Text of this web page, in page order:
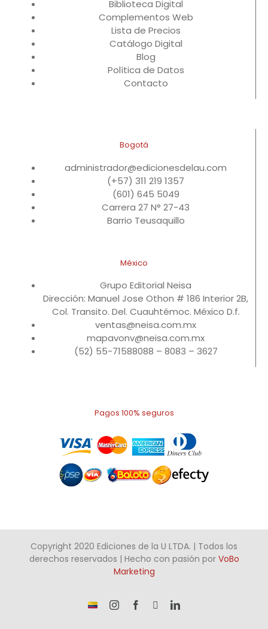
Biblioteca Digital
Complementos Web
Lista de Precios
Catálogo Digital
Blog
Política de Datos
Contacto
Bogotá
administrador@edicionesdelau.com
(+57) 311 219 1357
(601) 645 5049
Carrera 27 N° 27-43
Barrio Teusaquillo
México
Grupo Editorial Neisa
Dirección: Manuel Jose Othon # 186 Interior 2B,
Col. Transito. Del. Cuauhtémoc. México D.f.
ventas@neisa.com.mx
mapavonv@neisa.com.mx
(52) 55-71588088 – 8083 – 3627
Pagos 100% seguros
Copyright 2020 Ediciones de la U LTDA. | Todos los
derechos reservados | Hecho con pasión por VoBo
Marketing
¡Somos InstagramFacebook LinkedIn